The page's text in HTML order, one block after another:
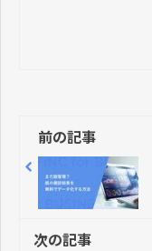
前の記事
次の記事